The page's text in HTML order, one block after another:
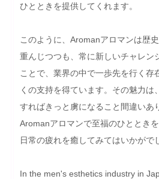
ひとときを提供してくれます。
このように、Aromanアロマンは歴
重んじつつも、常に新しいチャレン
ことで、業界の中で一歩先を行く存
くの支持を得ています。その魅力は
すればきっと虜になること間違いあ
Aromanアロマンで至福のひとときを
日常の疲れを癒してみてはいかがで
In the men's esthetics industry in